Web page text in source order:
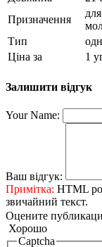
Призначення
Тип
Ціна за
1
Залишити відгук
Your Name:
Ваш відгук:
Примітка: HTML
звичайний текст.
Оцените
Хорошо
Captcha